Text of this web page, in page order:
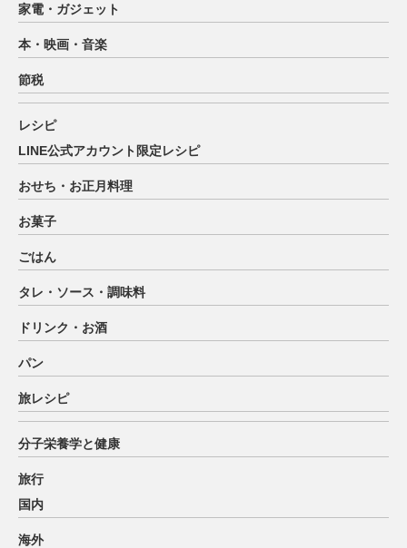
家電・ガジェット
本・映画・音楽
節税
レシピ
LINE公式アカウント限定レシピ
おせち・お正月料理
お菓子
ごはん
タレ・ソース・調味料
ドリンク・お酒
パン
旅レシピ
分子栄養学と健康
旅行
国内
海外